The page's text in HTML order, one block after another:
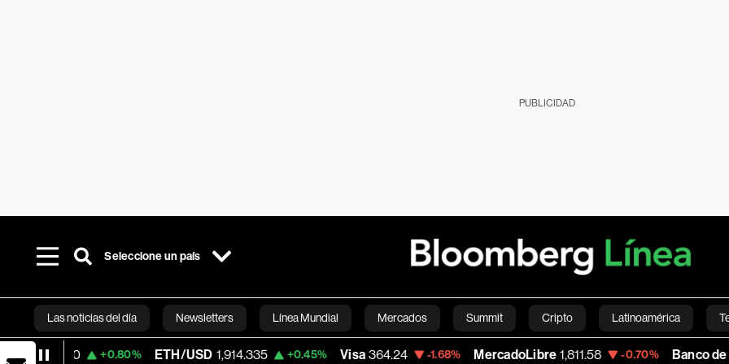
PUBLICIDAD
Seleccione un país
Las noticias del día Newsletters Línea Mundial Mercados Summit Cripto Latinoamérica
Bloomberg Green Economía Estilo de vida Mundo Videos
ETH/USD 1,914.335 +0.45% Visa 364.24 -1.68% MercadoLibre 1,811.58 -0.70% Banco de Bogota